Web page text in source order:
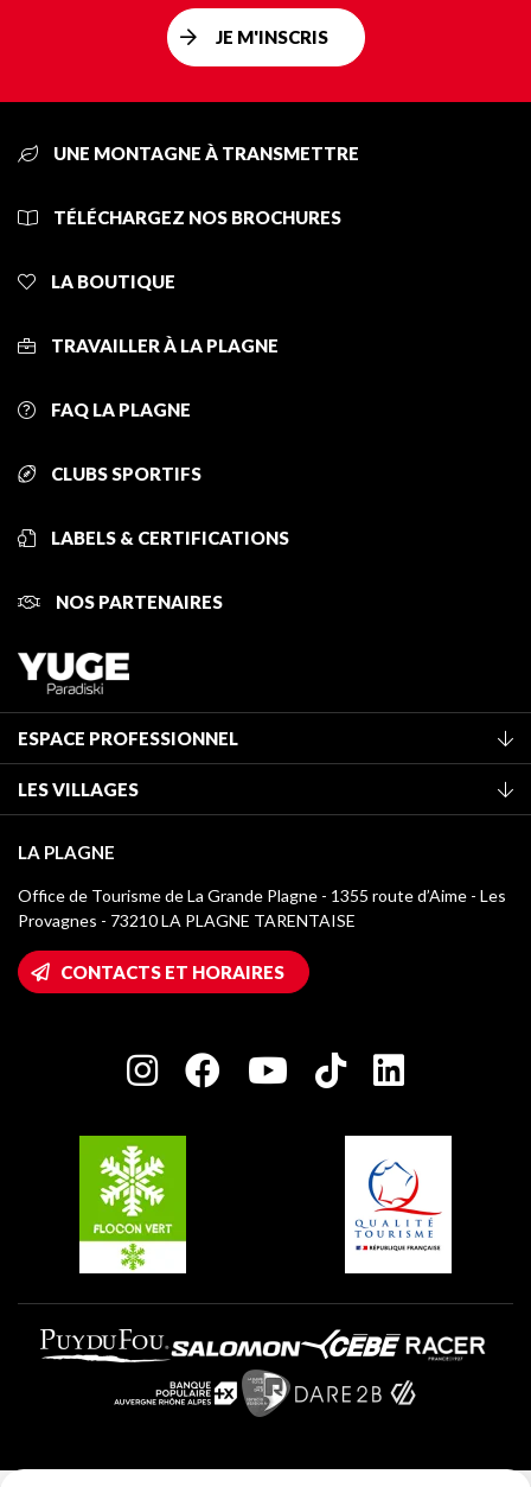
JE M'INSCRIS
UNE MONTAGNE À TRANSMETTRE
TÉLÉCHARGEZ NOS BROCHURES
LA BOUTIQUE
TRAVAILLER À LA PLAGNE
FAQ LA PLAGNE
CLUBS SPORTIFS
LABELS & CERTIFICATIONS
NOS PARTENAIRES
ESPACE PROFESSIONNEL
Classement des meublés
Taxe de séjour
Médiathèque
Logos La Plagne
Accès Wifi
Maison des Propriétaires
Charte des Acteurs Engagés
LES VILLAGES
Montchavin - Les Coches
Champagny-en-Vanoise
Plagne 1800
Plagne Villages
Plagne Aime 2000
LA PLAGNE
Office de Tourisme de La Grande Plagne - 1355 route d’Aime - Les
Provagnes - 73210 LA PLAGNE TARENTAISE
CONTACTS ET HORAIRES